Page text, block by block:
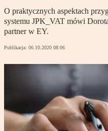
O praktycznych aspektach
systemu JPK_VAT mówi
partner w EY.
Publikacja: 06.10.2020 08:06